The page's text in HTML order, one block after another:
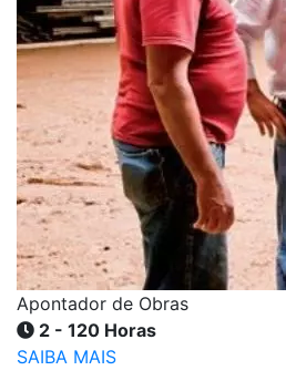
Apontador de Obras
2 - 120 Horas
SAIBA MAIS